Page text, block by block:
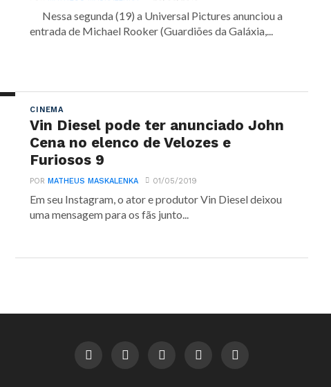
Nessa segunda (19) a Universal Pictures anunciou a
entrada de Michael Rooker (Guardiões da Galáxia,...
CINEMA
Vin Diesel pode ter anunciado John
Cena no elenco de Velozes e
Furiosos 9
PORMATHEUS MASKALENKA 01/05/2019
Em seu Instagram, o ator e produtor Vin Diesel deixou
uma mensagem para os fãs junto...